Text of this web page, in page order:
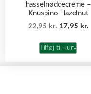
hasselnøddecreme –
Knuspino Hazelnut
22,95kr. 17,95 kr.
Tilføj til kurv